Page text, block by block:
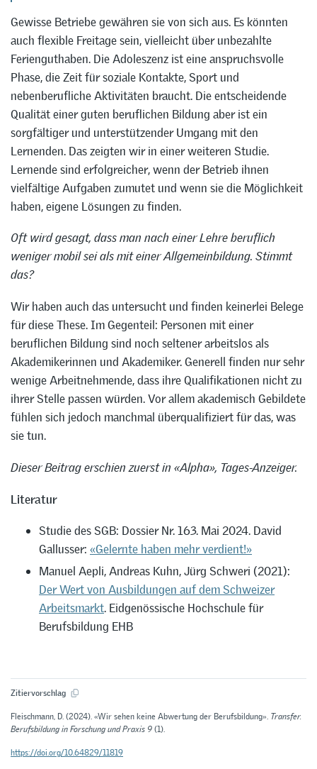
Gewisse Betriebe gewähren sie von sich aus. Es könnten
auch flexible Freitage sein, vielleicht über unbezahlte
Ferienguthaben. Die Adoleszenz ist eine anspruchsvolle
Phase, die Zeit für soziale Kontakte, Sport und
nebenberufliche Aktivitäten braucht. Die entscheidende
Qualität einer guten beruflichen Bildung aber ist ein
sorgfältiger und unterstützender Umgang mit den
Lernenden. Das zeigten wir in einer weiteren Studie.
Lernende sind erfolgreicher, wenn der Betrieb ihnen
vielfältige Aufgaben zumutet und wenn sie die Möglichkeit
haben, eigene Lösungen zu finden.
Oft wird gesagt, dass man nach einer Lehre beruflich
weniger mobil sei als mit einer Allgemeinbildung. Stimmt
das?
Wir haben auch das untersucht und finden keinerlei Belege
für diese These. Im Gegenteil: Personen mit einer
beruflichen Bildung sind noch seltener arbeitslos als
Akademikerinnen und Akademiker. Generell finden nur sehr
wenige Arbeitnehmende, dass ihre Qualifikationen nicht zu
ihrer Stelle passen würden. Vor allem akademisch Gebildete
fühlen sich jedoch manchmal überqualifiziert für das, was
sie tun.
Dieser Beitrag erschien zuerst in «Alpha», Tages-Anzeiger.
Literatur
Studie des SGB: Dossier Nr. 163. Mai 2024. David
Gallusser: «Gelernte haben mehr verdient!»
Manuel Aepli, Andreas Kuhn, Jürg Schweri (2021):
Der Wert von Ausbildungen auf dem Schweizer
Arbeitsmarkt. Eidgenössische Hochschule für
Berufsbildung EHB
Zitiervorschlag
Fleischmann, D. (2024). «Wir sehen keine Abwertung der Berufsbildung». Transfer.
Berufsbildung in Forschung und Praxis 9(1).
https://doi.org/10.64829/11819